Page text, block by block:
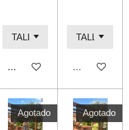
Añadir al carrito Agotado
Agotado Agotado